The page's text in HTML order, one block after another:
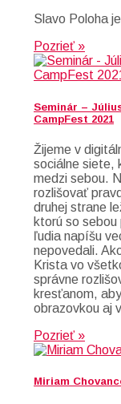
Slavo Poloha
Pozrieť »
Seminár –
CampFest 2021
Žijeme v
sociálne siete,
medzi sebou.
rozlišovať
druhej strane
ktorú so
ľudia napíšu
nepovedali.
Krista vo
správne
kresťanom,
obrazovkou aj
Pozrieť »
Miriam